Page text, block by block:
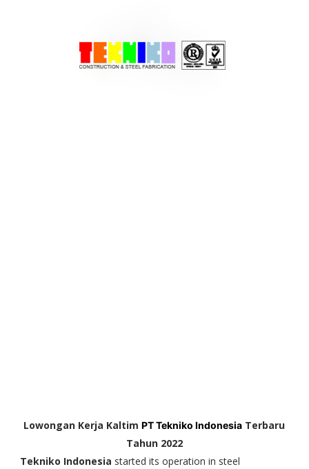
Lowongan Kerja KaltimPT Tekniko Indonesia Terbaru
Tahun 2022
Tekniko Indonesia started its operation in steel